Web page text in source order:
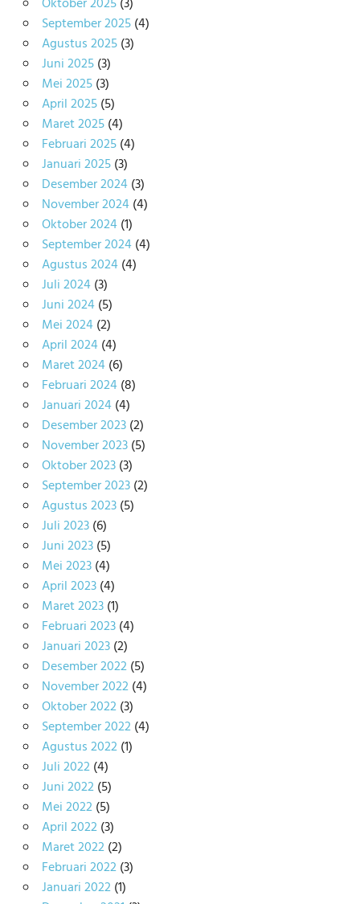
September 2025(4)
Agustus 2025(3)
Juni 2025(3)
Mei 2025(3)
April 2025(5)
Maret 2025(4)
Februari 2025(4)
Januari 2025(3)
Desember 2024(3)
November 2024(4)
Oktober 2024(1)
September 2024(4)
Agustus 2024(4)
Juli 2024(3)
Juni 2024(5)
Mei 2024(2)
April 2024(4)
Maret 2024(6)
Februari 2024(8)
Januari 2024(4)
Desember 2023(2)
November 2023(5)
Oktober 2023(3)
September 2023(2)
Agustus 2023(5)
Juli 2023(6)
Juni 2023(5)
Mei 2023(4)
April 2023(4)
Maret 2023(1)
Februari 2023(4)
Januari 2023(2)
Desember 2022(5)
November 2022(4)
Oktober 2022(3)
September 2022(4)
Agustus 2022(1)
Juli 2022(4)
Juni 2022(5)
Mei 2022(5)
April 2022(3)
Maret 2022(2)
Februari 2022(3)
Januari 2022(1)